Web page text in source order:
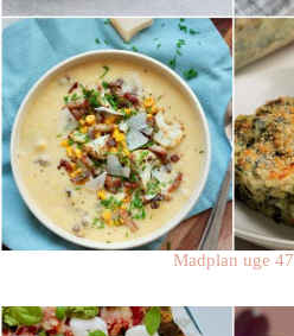
Madplan uge 47